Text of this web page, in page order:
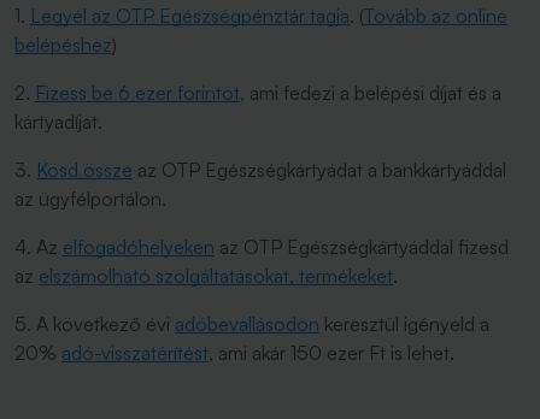
1. Legyél az OTP Egészségpénztár tagja. (Tovább az online
belépéshez)
2. Fizess be 6 ezer forintot, ami fedezi a belépési díjat és a
kártyadíjat.
3. Kösd össze az OTP Egészségkártyádat a bankkártyáddal
az ügyfélportálon.
4. Az elfogadóhelyeken az OTP Egészségkártyáddal fizesd
az elszámolható szolgáltatásokat, termékeket.
5. A következő évi adóbevallásodon keresztül igényeld a
20% adó-visszatérítést, ami akár 150 ezer Ft is lehet.